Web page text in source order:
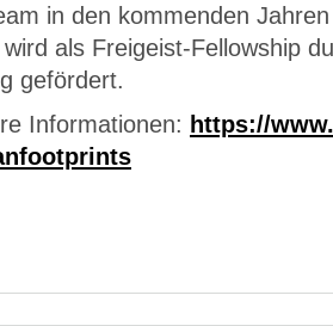
in den kommenden
als Freigeist-Fellowship
gefördert.
Informationen: https://